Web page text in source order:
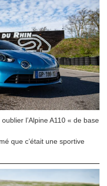
l’Alpine A110 « de base
que c’était une sportive